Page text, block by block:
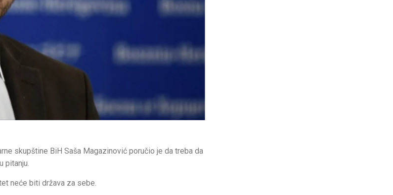
skupštine BiH Saša Magazinović poručio je da treba da
pitanju.
neće biti država za sebe.